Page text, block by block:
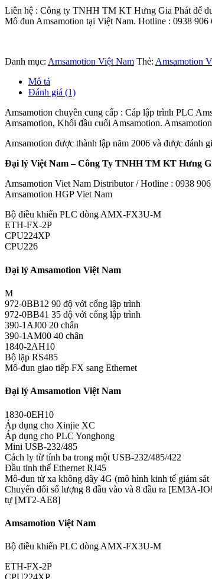
Liên hệ : Công ty TNHH TM KT Hưng Gia Phát để
Mô đun Amsamotion tại Việt Nam. Hotline : 0938 906
Danh mục: Amsamotion Việt Nam Thẻ: Amsamotion
Mô tả
Đánh giá (1)
Amsamotion chuyên cung cấp : Cáp lập trình PLC
Amsamotion, Khối đầu cuối Amsamotion.
Amsamotion được thành lập năm 2006 và được đánh
Đại lý Việt Nam – Công Ty TNHH TM KT Hưng
Amsamotion Viet Nam Distributor / Hotline : 0938
Amsamotion HGP Viet Nam
Bộ điều khiển PLC dòng AMX-FX3U-M
ETH-FX-2P
CPU224XP
CPU226
Đại lý Amsamotion Việt Nam
M
972-0BB12 90 độ với cổng lập trình
972-0BB41 35 độ với cổng lập trình
390-1AJ00 20 chân
390-1AM00 40 chân
1840-2AH10
Bộ lặp RS485
Mô-đun giao tiếp FX sang Ethernet
Đại lý Amsamotion Việt Nam
1830-0EH10
Áp dụng cho Xinjie XC
Áp dụng cho PLC Yonghong
Mini USB-232/485
Cách ly từ tính ba trong một USB-232/485/422
Đầu tinh thể Ethernet RJ45
Mô-đun từ xa không dây 4G (mô hình kinh tế giám
Chuyển đổi số lượng 8 đầu vào và 8 đầu ra [EM3A-
tự [MT2-AE8]
Amsamotion Việt Nam
Bộ điều khiển PLC dòng AMX-FX3U-M
ETH-FX-2P
CPU224XP